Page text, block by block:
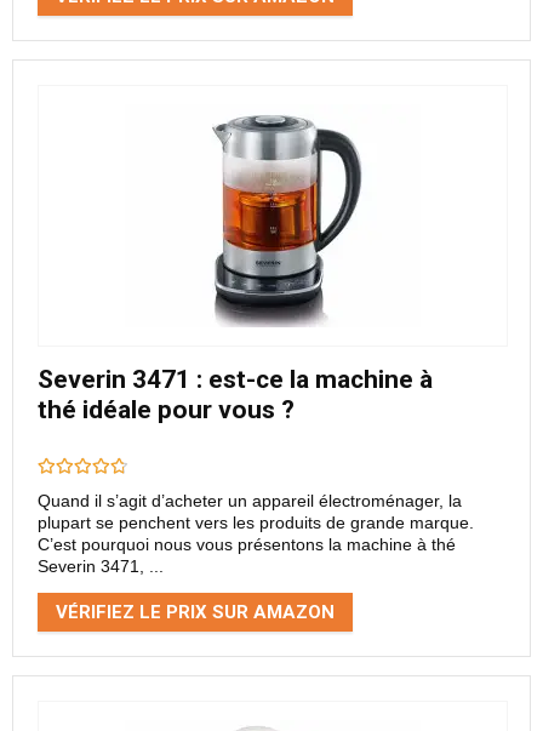
Severin 3471 : est-ce la machine à
thé idéale pour vous ?
Quand il s’agit d’acheter un appareil électroménager, la
plupart se penchent vers les produits de grande marque.
C’est pourquoi nous vous présentons la machine à thé
Severin 3471, ...
VÉRIFIEZ LE PRIX SUR AMAZON